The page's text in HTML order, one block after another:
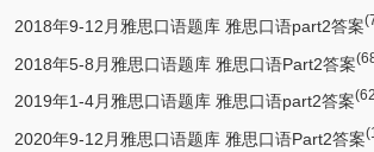
2018年9-12月雅思口语题库 雅思口语part2答案
2018年5-8月雅思口语题库 雅思口语Part2答案
2019年1-4月雅思口语题库 雅思口语part2答案
2020年9-12月雅思口语题库 雅思口语Part2答案